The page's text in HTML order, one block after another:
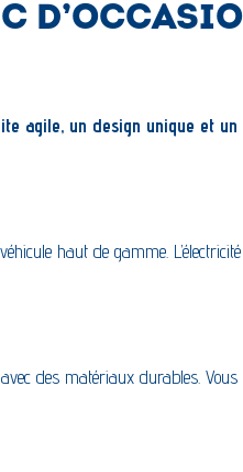
agile, un design unique et
haut de gamme.
avec des matériaux durables.